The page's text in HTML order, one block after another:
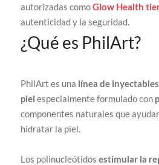
autorizadas comoGlow Health
autenticidad y la seguridad.
¿Qué es PhilArt?
PhilArt es una línea de inyectables
piel especialmente formulado con
componentes naturales que
hidratar la piel.
Los polinucleótidosestimular la